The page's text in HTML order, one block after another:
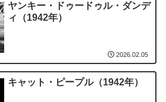
ヤンキー・ドゥードゥル・ダンデ
ィ（1942年）
2026.02.05
キャット・ピープル（1942年）